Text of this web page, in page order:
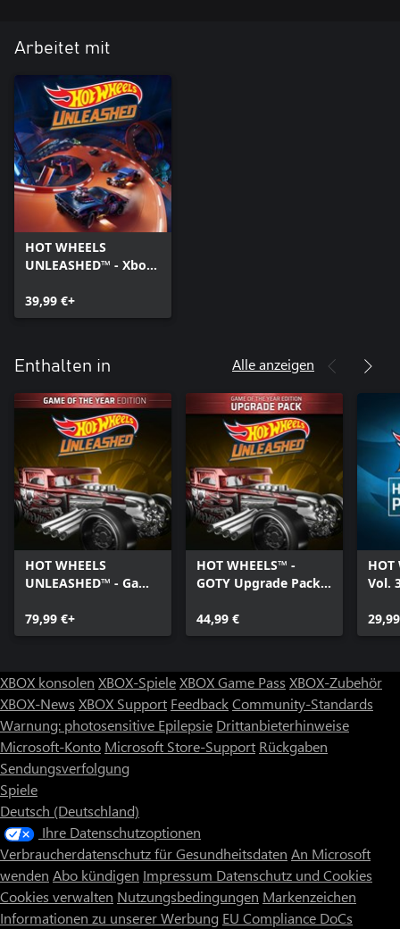
Arbeitet mit
HOT WHEELS
UNLEASHED™ - Xbox
39,99 €+
Enthalten in Alle anzeigen
HOT WHEELS
UNLEASHED™ - Game
Xbox Series X|S
79,99 €+
HOT WHEELS™ -
GOTY Upgrade Pack -
44,99 €
HOT
Vol.
XBOX konsolen XBOX-SpieleXBOX Game Pass XBOX-Zubehör
XBOX-News XBOX Support FeedbackCommunity-Standards
Warnung: photosensitive Epilepsie Drittanbieterhinweise
Microsoft-Konto Microsoft Store-Support Rückgaben
Sendungsverfolgung
Spiele
Deutsch (Deutschland)
Ihre Datenschutzoptionen
Verbraucherdatenschutz für Gesundheitsdaten An Microsoft
wenden Abo kündigen Impressum Datenschutz und Cookies
Cookies verwalten Nutzungsbedingungen Markenzeichen
Informationen zu unserer Werbung EU Compliance DoCs